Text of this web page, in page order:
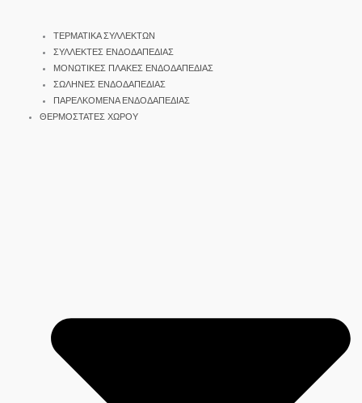
ΤΕΡΜΑΤΙΚΑ ΣΥΛΛΕΚΤΩΝ
ΣΥΛΛΕΚΤΕΣ ΕΝΔΟΔΑΠΕΔΙΑΣ
ΜΟΝΩΤΙΚΕΣ ΠΛΑΚΕΣ ΕΝΔΟΔΑΠΕΔΙΑΣ
ΣΩΛΗΝΕΣ ΕΝΔΟΔΑΠΕΔΙΑΣ
ΠΑΡΕΛΚΟΜΕΝΑ ΕΝΔΟΔΑΠΕΔΙΑΣ
ΘΕΡΜΟΣΤΑΤΕΣ ΧΩΡΟΥ